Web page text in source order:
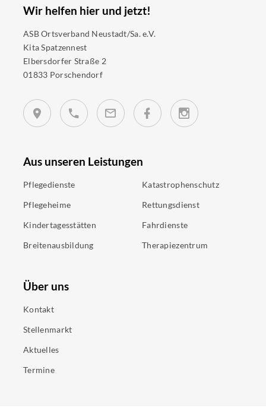
Wir helfen hier und jetzt!
ASB Ortsverband Neustadt/Sa. e.V.
Kita Spatzennest
Elbersdorfer Straße 2
01833 Porschendorf
Aus unseren Leistungen
Pflegedienste
Pflegeheime
Kindertagesstätten
Breitenausbildung
Katastrophenschutz
Rettungsdienst
Fahrdienste
Therapiezentrum
Über uns
Kontakt
Stellenmarkt
Aktuelles
Termine